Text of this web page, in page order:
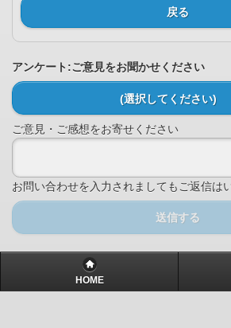
戻る
アンケート:ご意見をお聞かせください
(選択してください)
ご意見・ご感想をお寄せください
お問い合わせを入力されましてもご返信は
送信する
HOME